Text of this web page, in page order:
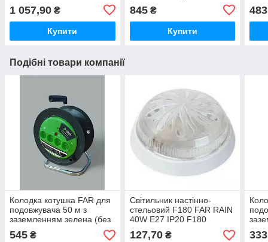
1 057,90 ₴
Купити
845₴
Купити
Подібні товари компанії
Колодка котушка FAR для
подовжувача 50 м з
заземленням зелена (без
проводу) F281G Зелена
545 ₴
Світильник настінно-
стельовий F180 FAR RAIN
40W E27 IP20 F180
127,70₴ 333